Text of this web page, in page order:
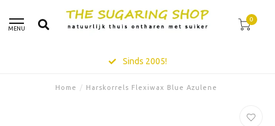
MENU
0
Sinds 2005!
Home / Harskorrels Flexiwax Blue Azulene